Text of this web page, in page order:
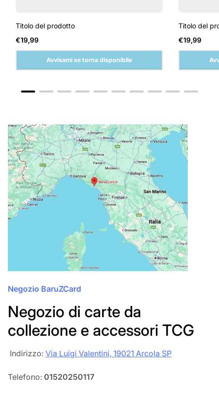
Titolo del prodotto
Prezzo
normale
€19,99
Avvisami se torna disponibile
Titolo del
Prezzo
normale
€19,99
Negozio BaruZCard
Negozio di carte da
collezione e accessori TCG
‎‎ Indirizzo: Via Luigi Valentini, 19021 Arcola SP
Telefono: 01520250117